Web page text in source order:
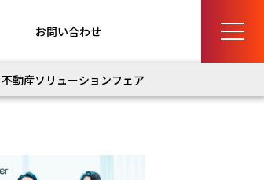
お問い合わせ
不動産ソリューションフェア